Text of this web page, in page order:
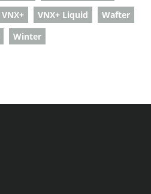
VNX+ VNX+ Liquid
Wafter
Winter